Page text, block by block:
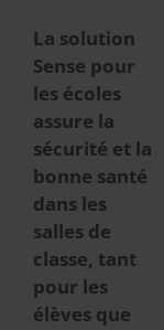
La solution
Sense pour
les écoles
assure la
sécurité et la
bonne santé
dans les
salles de
classe, tant
pour les
élèves que